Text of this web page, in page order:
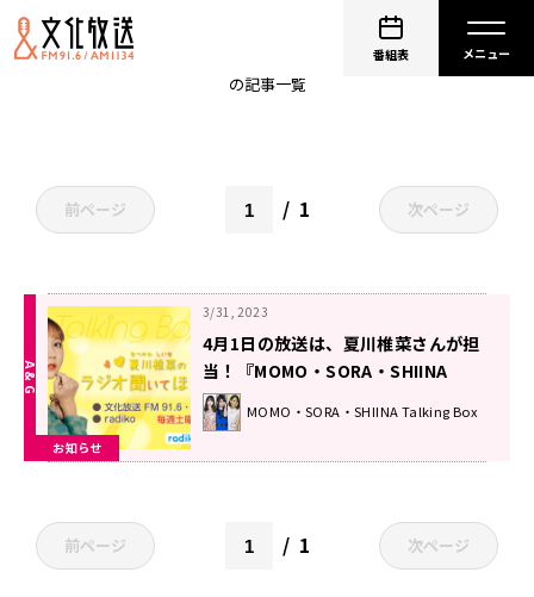
番組表
の記事一覧
前ページ 1 次ページ
お知らせ
3/31, 2023
4月1日の放送は、夏川椎菜さんが担
当！『MOMO・SORA・SHIINA
Talking Box』
MOMO・SORA・SHIINA Talking Box
前ページ 1 次ページ